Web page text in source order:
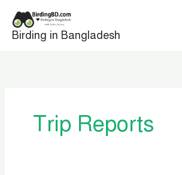
content
Birding in Bangladesh
Trip Reports